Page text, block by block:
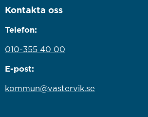
Kontakta oss
Telefon:
010-355 40 00
E-post:
kommun@vastervik.se